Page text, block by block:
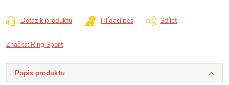
Dotaz k produktu Hlídací pes Sdílet
Značka: Ring Sport
Popis produktu